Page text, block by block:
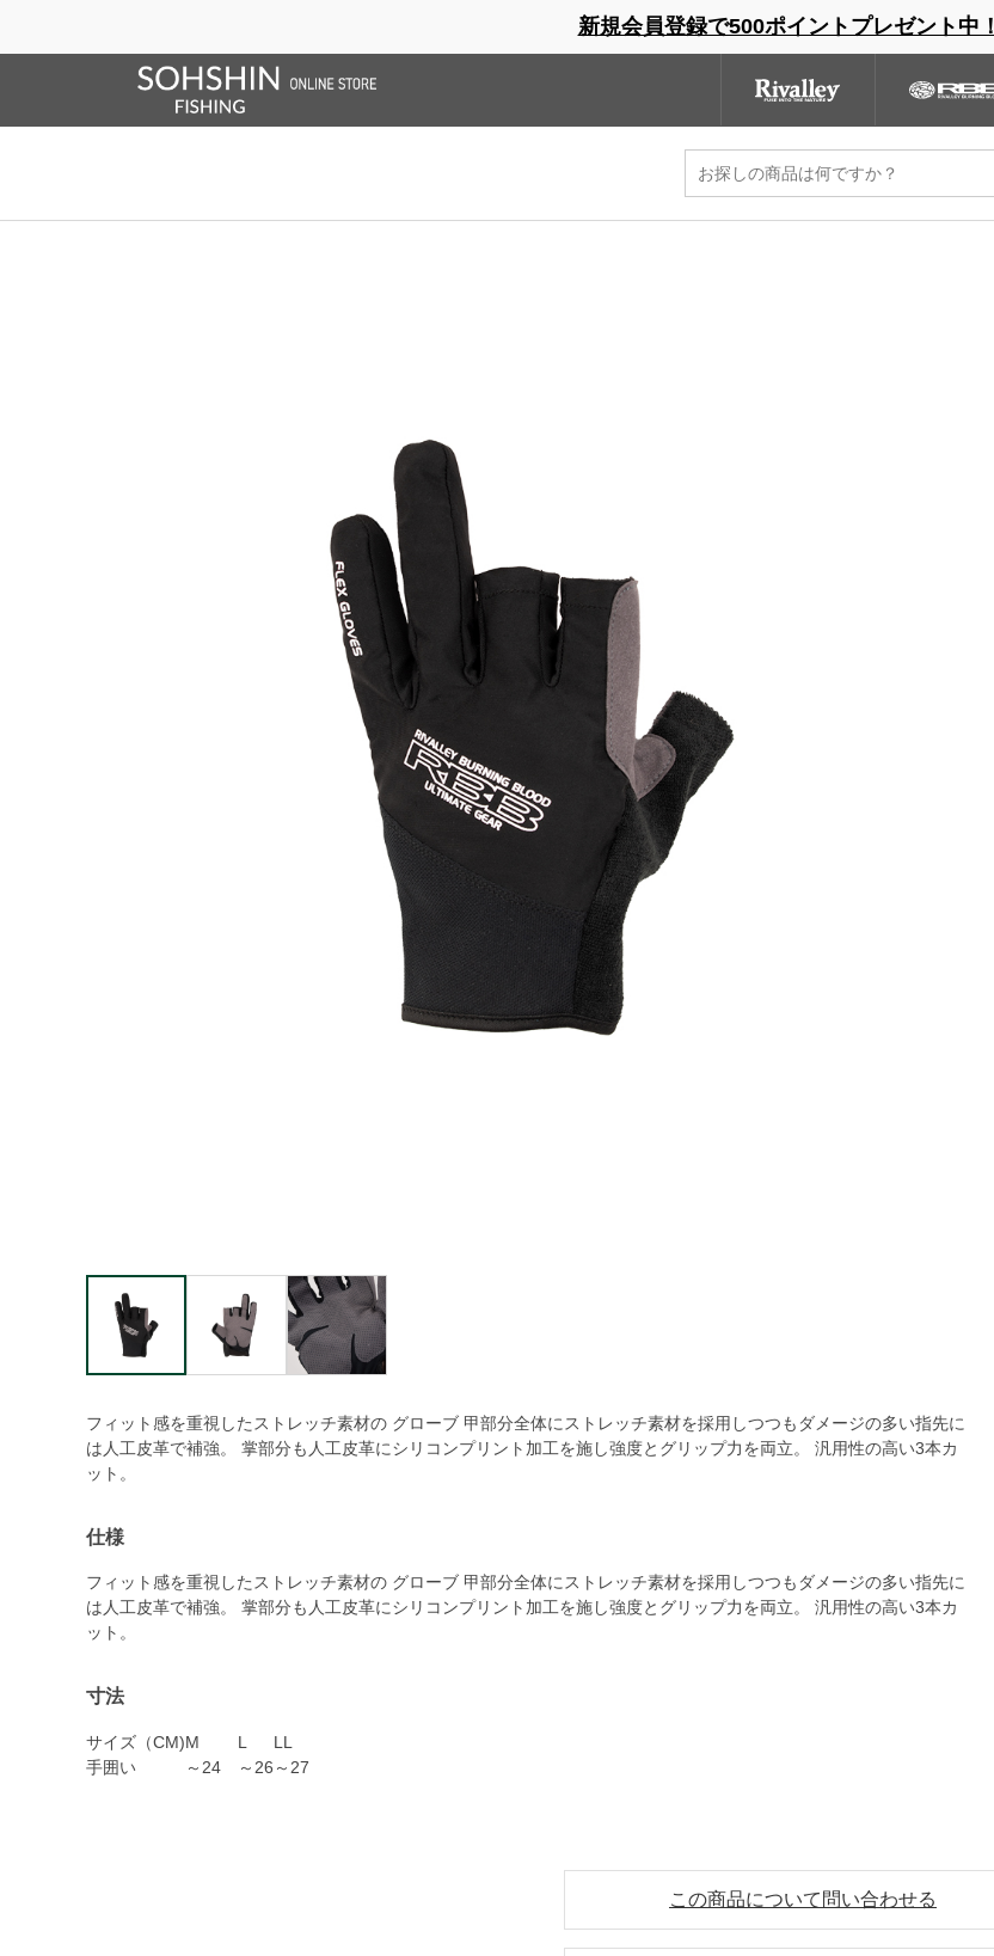
新規会員登録で500ポイントプレゼント中！
ブランドサイト 商品一覧 ブランドサイト
ウェーダー レインウェア フットウェア グローブ
RBB > RBB フレックスグローブll3Ｃ
フィット感を重視したストレッチ素材の グローブ 甲部分全体にストレッチ素材を採用しつつもダメージの多い指先に
は人工皮革で補強。 掌部分も人工皮革にシリコンプリント加工を施し強度とグリップ力を両立。 汎用性の高い3本カ
ット。
仕様
フィット感を重視したストレッチ素材の グローブ 甲部分全体にストレッチ素材を採用しつつもダメージの多い指先に
は人工皮革で補強。 掌部分も人工皮革にシリコンプリント加工を施し強度とグリップ力を両立。 汎用性の高い3本カ
ット。
寸法
サイズ（CM)M L
LL
手囲い
～24 ～26 ～27
この商品について問い合わせる